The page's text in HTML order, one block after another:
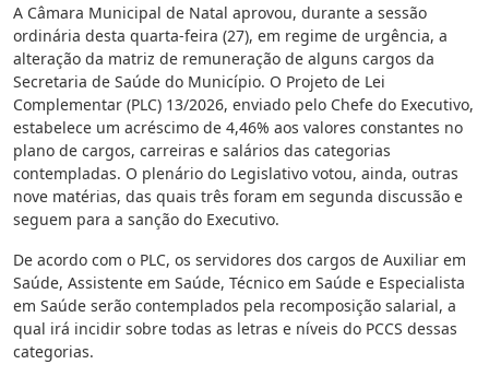
A Câmara Municipal de Natal aprovou, durante a sessão
ordinária desta quarta-feira (27), em regime de urgência, a
alteração da matriz de remuneração de alguns cargos da
Secretaria de Saúde do Município. O Projeto de Lei
Complementar (PLC) 13/2026, enviado pelo Chefe do Executivo,
estabelece um acréscimo de 4,46% aos valores constantes no
plano de cargos, carreiras e salários das categorias
contempladas. O plenário do Legislativo votou, ainda, outras
nove matérias, das quais três foram em segunda discussão e
seguem para a sanção do Executivo.
De acordo com o PLC, os servidores dos cargos de Auxiliar em
Saúde, Assistente em Saúde, Técnico em Saúde e Especialista
em Saúde serão contemplados pela recomposição salarial, a
qual irá incidir sobre todas as letras e níveis do PCCS dessas
categorias.